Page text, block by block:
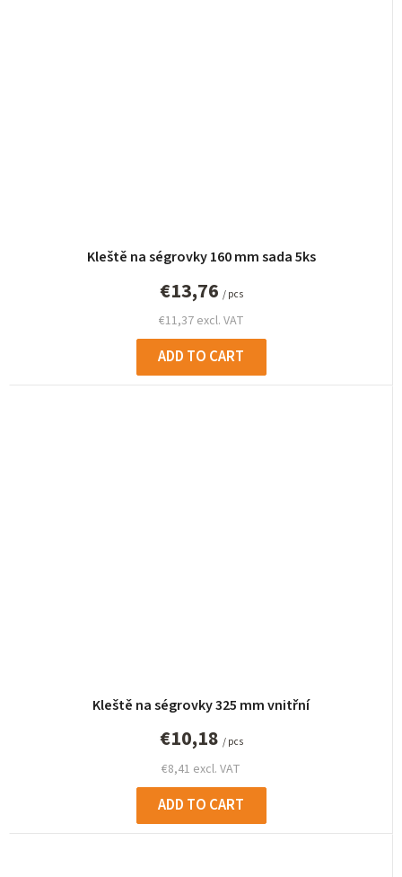
Kleště na ségrovky 160 mm sada 5ks
€11,37 excl. VAT
€13,76 / pcs
ADD TO CART
Kleště na ségrovky 325 mm vnitřní
€8,41 excl. VAT
€10,18 / pcs
ADD TO CART